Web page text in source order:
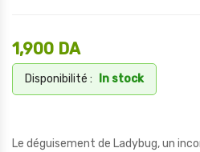
1,900 DA
Disponibilité : In stock
Le déguisement de Ladybug, un